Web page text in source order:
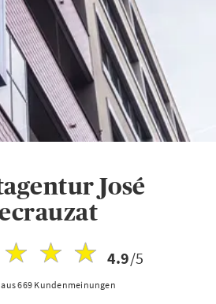
José
4.9/5
669 Kundenmeinungen